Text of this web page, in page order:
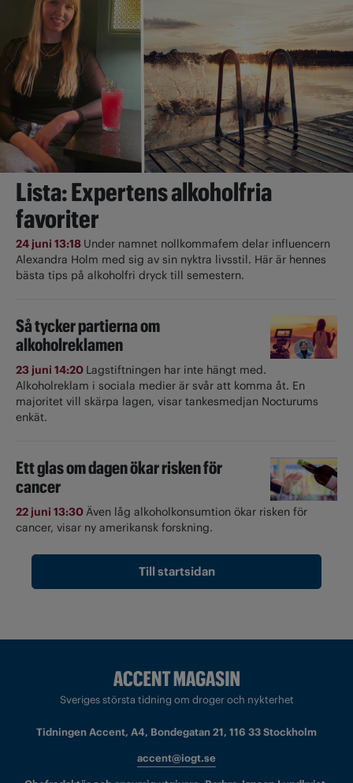
Lista: Expertens alkoholfria
favoriter
24 juni 13:18 Under namnet nollkommafem delar influencern
Alexandra Holm med sig av sin nyktra livsstil. Här är hennes
bästa tips på alkoholfri dryck till semestern.
Så tycker partierna om
alkoholreklamen
23 juni 14:20 Lagstiftningen har inte hängt med.
Alkoholreklam i sociala medier är svår att komma åt. En
majoritet vill skärpa lagen, visar tankesmedjan Nocturums
enkät.
Ett glas om dagen ökar risken för
cancer
22 juni 13:30Även låg alkoholkonsumtion ökar risken för
cancer, visar ny amerikansk forskning.
Till startsidan
Sveriges största tidning om droger och nykterhet
Tidningen Accent, A4, Bondegatan 21, 116 33 Stockholm
accent@iogt.se